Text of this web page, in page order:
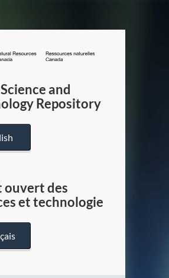
/
Canada
and
Repository
ouvert des
et technologie